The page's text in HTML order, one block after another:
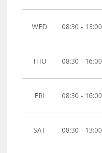
WED 08:30 - 13:00
THU 08:30 - 16:00
FRI 08:30 - 16:00
SAT 08:30 - 13:00